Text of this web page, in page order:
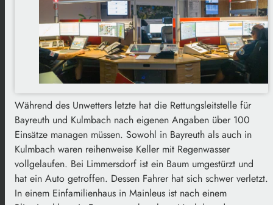
Während des Unwetters letzte hat die Rettungsleitstelle für
Bayreuth und Kulmbach nach eigenen Angaben über 100
Einsätze managen müssen. Sowohl in Bayreuth als auch in
Kulmbach waren reihenweise Keller mit Regenwasser
vollgelaufen. Bei Limmersdorf ist ein Baum umgestürzt und
hat ein Auto getroffen. Dessen Fahrer hat sich schwer verletzt.
In einem Einfamilienhaus in Mainleus ist nach einem